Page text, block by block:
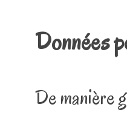
Données
De manière